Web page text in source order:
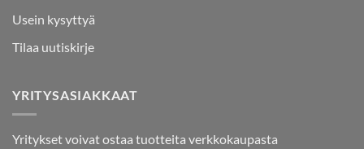
Usein kysyttyä
Tilaa uutiskirje
YRITYSASIAKKAAT
Yritykset voivat ostaa tuotteita verkkokaupasta